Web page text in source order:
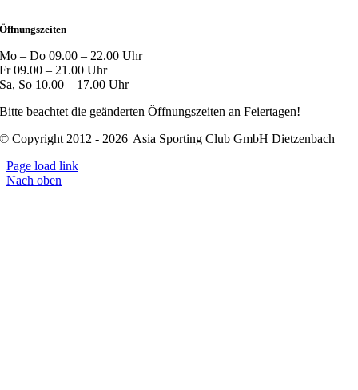
Öffnungszeiten
Mo – Do 09.00 – 22.00 Uhr
Fr 09.00 – 21.00 Uhr
Sa, So 10.00 – 17.00 Uhr
Bitte beachtet die geänderten Öffnungszeiten an Feiertagen!
© Copyright 2012 - 2026| Asia Sporting Club GmbH Dietzenbach
Page load link
Nach oben